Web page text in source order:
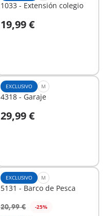
1033 - Extensión colegio
19,99 €
A la cesta
EXCLUSIVO M
4318 - Garaje
29,99 €
A la cesta
EXCLUSIVO M
5131 - Barco de Pesca
20,99 € -25%